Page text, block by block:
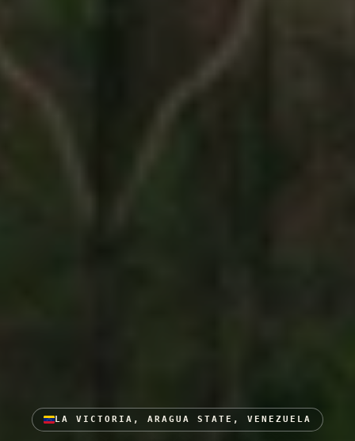
LA VICTORIA, ARAGUA STATE, VENEZUELA